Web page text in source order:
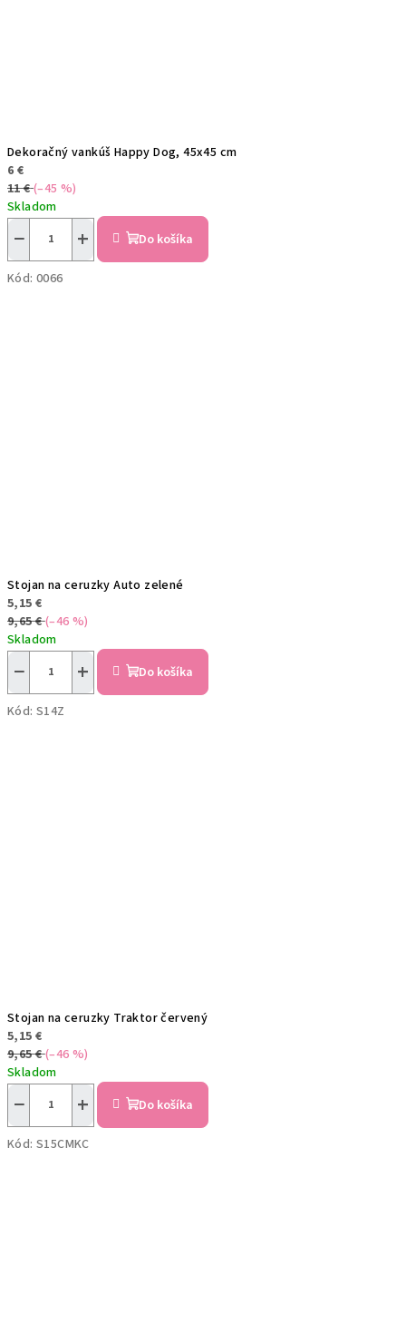
Dekoračný vankúš Happy Dog, 45x45 cm
6 €
11 €(–45 %)
Skladom
+
− Do košíka
Kód: 0066
Stojan na ceruzky Auto zelené
5,15 €
9,65 €(–46 %)
Skladom
+
− Do košíka
Kód: S14Z
Stojan na ceruzky Traktor červený
5,15 €
9,65 €(–46 %)
Skladom
+
− Do košíka
Kód: S15CMKC